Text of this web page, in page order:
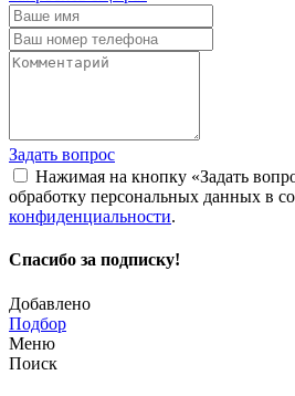
Задать вопрос
Нажимая на кнопку «Задать
обработку персональных данных в
конфиденциальности.
Спасибо за подписку!
Добавлено
Подбор
Меню
Поиск